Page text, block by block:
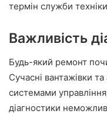
термін служби
Важливість
Будь-який ремонт
Сучасні вантажівки
системами
діагностики